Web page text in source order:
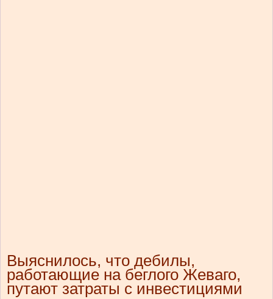
Выяснилось, что дебилы,
работающие на беглого Жеваго,
путают затраты с инвестициями